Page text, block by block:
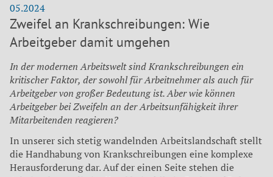
05.2024
Zweifel an Krankschreibungen: Wie
Arbeitgeber damit umgehen
In der modernen Arbeitswelt sind Krankschreibungen ein
kritischer Faktor, der sowohl für Arbeitnehmer als auch für
Arbeitgeber von großer Bedeutung ist. Aber wie können
Arbeitgeber bei Zweifeln an der Arbeitsunfähigkeit ihrer
Mitarbeitenden reagieren?
In unserer sich stetig wandelnden Arbeitslandschaft stellt
die Handhabung von Krankschreibungen eine komplexe
Herausforderung dar. Auf der einen Seite stehen die